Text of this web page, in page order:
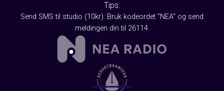
Tips:
Send SMS til studio (10kr): Bruk kodeordet "NEA" og send
meldingen din til 26114.